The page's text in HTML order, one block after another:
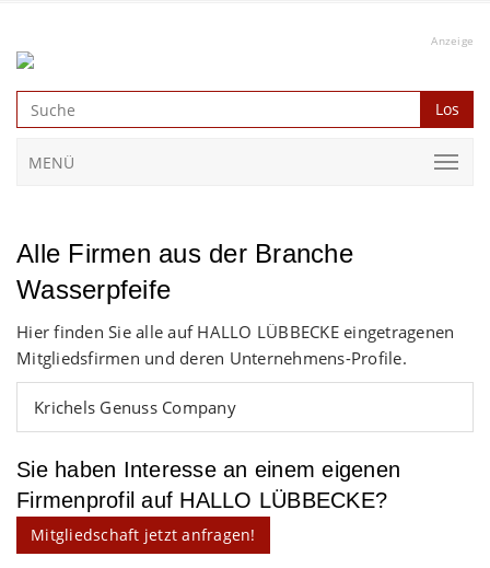
Anzeige
Los
MENÜ
Alle Firmen aus der Branche
Wasserpfeife
Hier finden Sie alle auf HALLO LÜBBECKE eingetragenen
Mitgliedsfirmen und deren Unternehmens-Profile.
Krichels Genuss Company
Sie haben Interesse an einem eigenen
Firmenprofil auf HALLO LÜBBECKE?
Mitgliedschaft jetzt anfragen!